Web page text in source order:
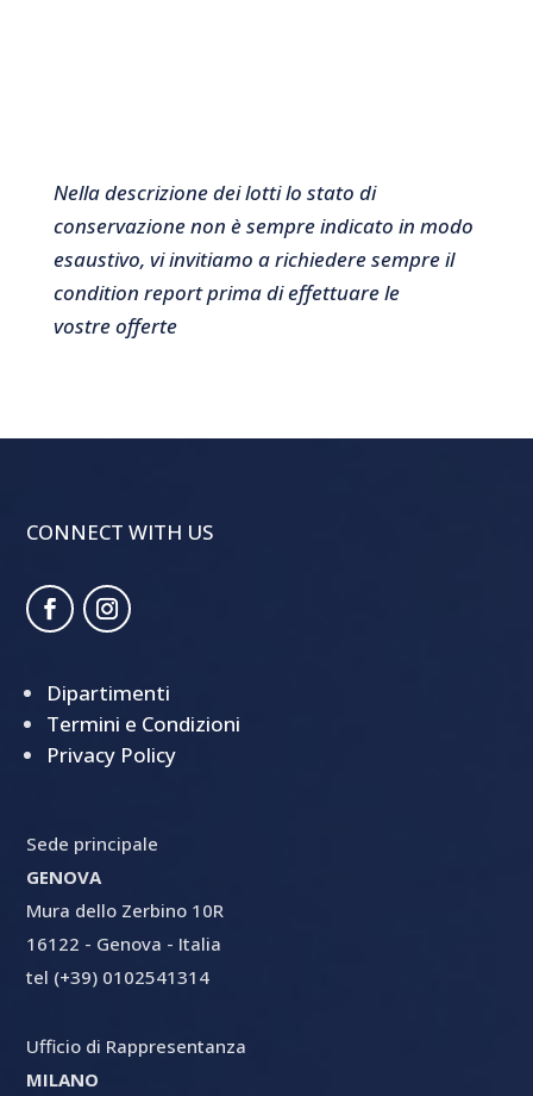
Nella descrizione dei lotti lo stato di
conservazione non è sempre indicato in modo
esaustivo, vi invitiamo a richiedere sempre il
condition report prima di effettuare le
vostre offerte
CONNECT WITH US
Dipartimenti
Termini e Condizioni
Privacy Policy
Sede principale
GENOVA
Mura dello Zerbino 10R
16122 - Genova - Italia
tel (+39) 0102541314
Ufficio di Rappresentanza
MILANO